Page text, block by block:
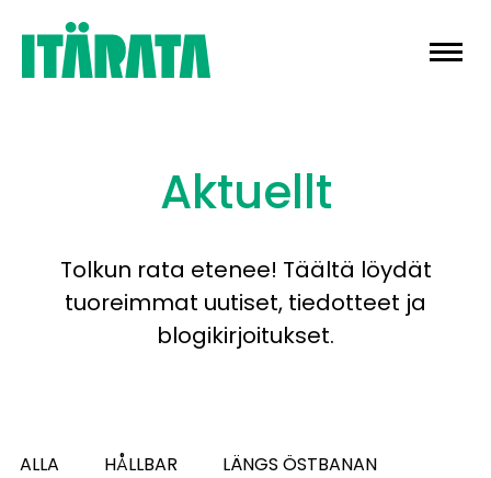
Skip
content
Aktuellt
Tolkun rata etenee! Täältä löydät
tuoreimmat uutiset, tiedotteet ja
blogikirjoitukset.
ALLA HÅLLBAR
LÄNGS ÖSTBANAN